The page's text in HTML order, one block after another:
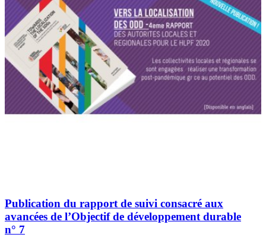
Publication du rapport de suivi consacré aux
avancées de l’Objectif de développement durable
n° 7